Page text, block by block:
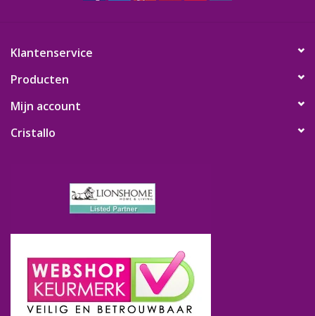
Klantenservice
Producten
Mijn account
Cristallo